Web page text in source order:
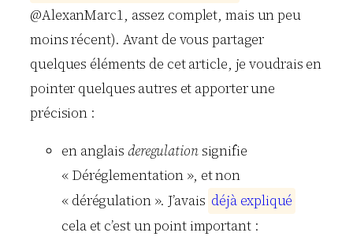
@AlexanMarc1, assez complet, mais un peu
moins récent). Avant de vous partager
quelques éléments de cet article, je voudrais en
pointer quelques autres et apporter une
précision :
en anglais deregulationsignifie
« Déréglementation », et non
« dérégulation ». J’avais déjà expliqué
cela et c’est un point important :